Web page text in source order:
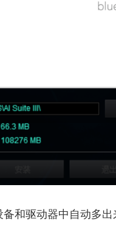
和驱动器中自动多出